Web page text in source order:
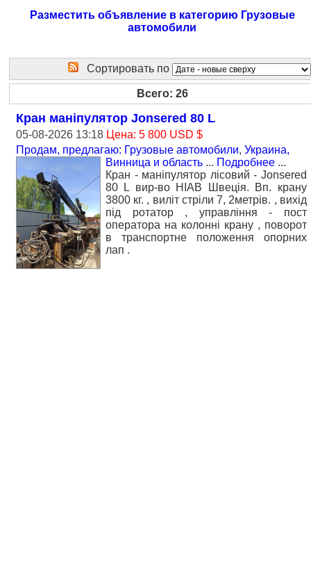
Разместить объявление в категорию Грузовые
автомобили
Сортировать по
Всего: 26
Кран маніпулятор Jonsered 80 L
05-08-2026 13:18 Цена: 5 800 USD $
Продам, предлагаю: Грузовые автомобили, Украина,
Винница и область ... Подробнее ...
Кран - маніпулятор лісовий - Jonsered
80 L вир-во HIAB Швеція. Вп. крану
3800 кг. , виліт стріли 7, 2метрів. , вихід
під ротатор , управління - пост
оператора на колонні крану , поворот
в транспортне положення опорних
лап .